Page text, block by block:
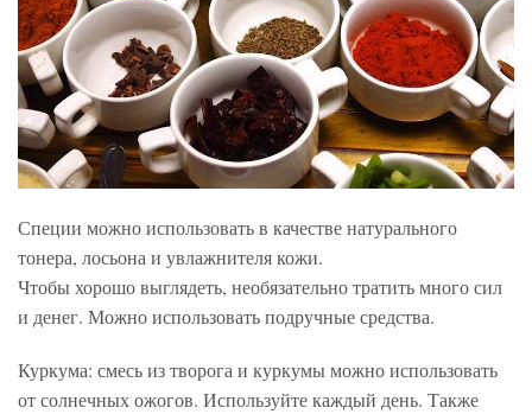
Специи можно использовать в качестве натурального
тонера, лосьона и увлажнителя кожи.
Чтобы хорошо выглядеть, необязательно тратить много сил
и денег. Можно использовать подручные средства.
Куркума: смесь из творога и куркумы можно использовать
от солнечных ожогов. Используйте каждый день. Также